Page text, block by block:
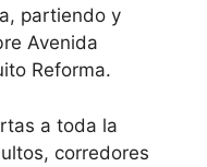
partiendo y
Avenida
Reforma.
a toda la
corredores